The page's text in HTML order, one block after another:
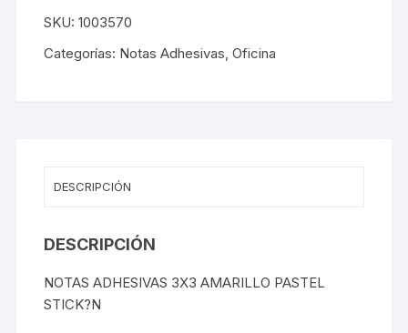
LISTA
DE
DESEOS
SKU:1003570
Categorías: Notas Adhesivas,Oficina
DESCRIPCIÓN
DESCRIPCIÓN
NOTAS ADHESIVAS 3X3 AMARILLO PASTEL
STICK?N